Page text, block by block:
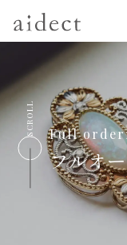
Full
フルオ
SCROLL